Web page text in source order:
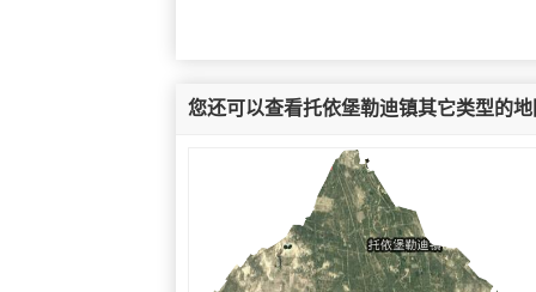
您还可以查看托依堡勒迪镇其它类型的地